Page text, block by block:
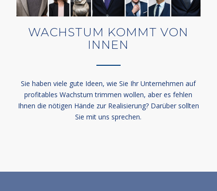
WACHSTUM KOMMT VON
INNEN
Sie haben viele gute Ideen, wie Sie Ihr Unternehmen auf
profitables Wachstum trimmen wollen, aber es fehlen
Ihnen die nötigen Hände zur Realisierung? Darüber sollten
Sie mit uns sprechen.